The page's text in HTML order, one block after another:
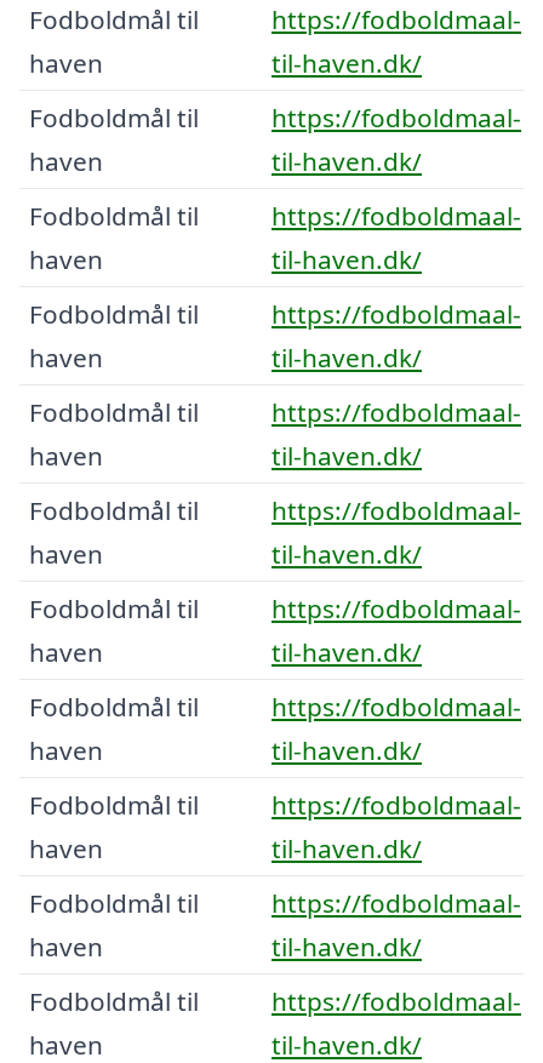
Fodboldmål til
haven
https://fodboldmaal-
til-haven.dk/
Fodboldmål til
haven
https://fodboldmaal-
til-haven.dk/
Fodboldmål til
haven
https://fodboldmaal-
til-haven.dk/
Fodboldmål til
haven
https://fodboldmaal-
til-haven.dk/
Fodboldmål til
haven
https://fodboldmaal-
til-haven.dk/
Fodboldmål til
haven
https://fodboldmaal-
til-haven.dk/
Fodboldmål til
haven
https://fodboldmaal-
til-haven.dk/
Fodboldmål til
haven
https://fodboldmaal-
til-haven.dk/
Fodboldmål til
haven
https://fodboldmaal-
til-haven.dk/
Fodboldmål til
haven
https://fodboldmaal-
til-haven.dk/
Fodboldmål til
haven
https://fodboldmaal-
til-haven.dk/